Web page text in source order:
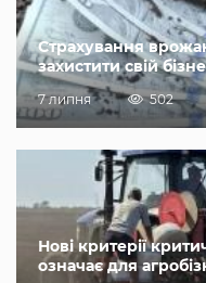
Страхування
захистити свій
7 липня 502
Нові критерії
означає для